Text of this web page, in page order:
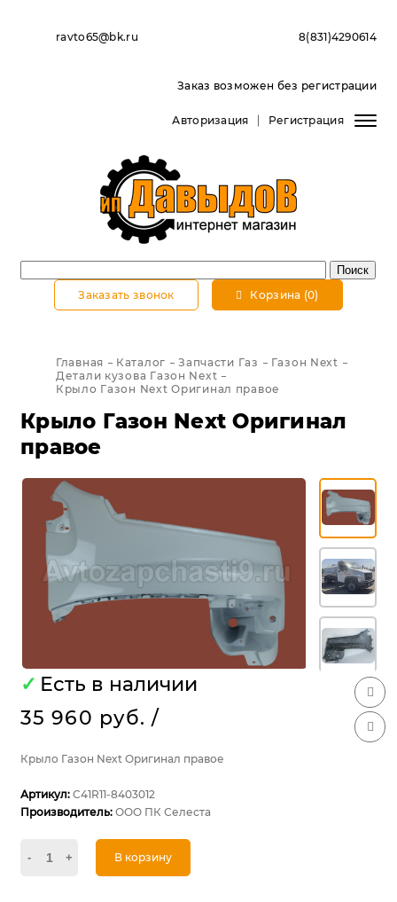
ravto65@bk.ru 8(831)4290614
Заказ возможен без регистрации
Авторизация Регистрация
Заказать звонок Корзина (0)
Главная Каталог Запчасти Газ
Газон Next
Детали кузова Газон Next
Крыло Газон Next Оригинал правое
Крыло Газон Next Оригинал
правое
✓ Есть в наличии
35 960 руб. /
Крыло Газон Next Оригинал правое
Артикул: С41R11-8403012
Производитель: ООО ПК Селеста
- + В корзину